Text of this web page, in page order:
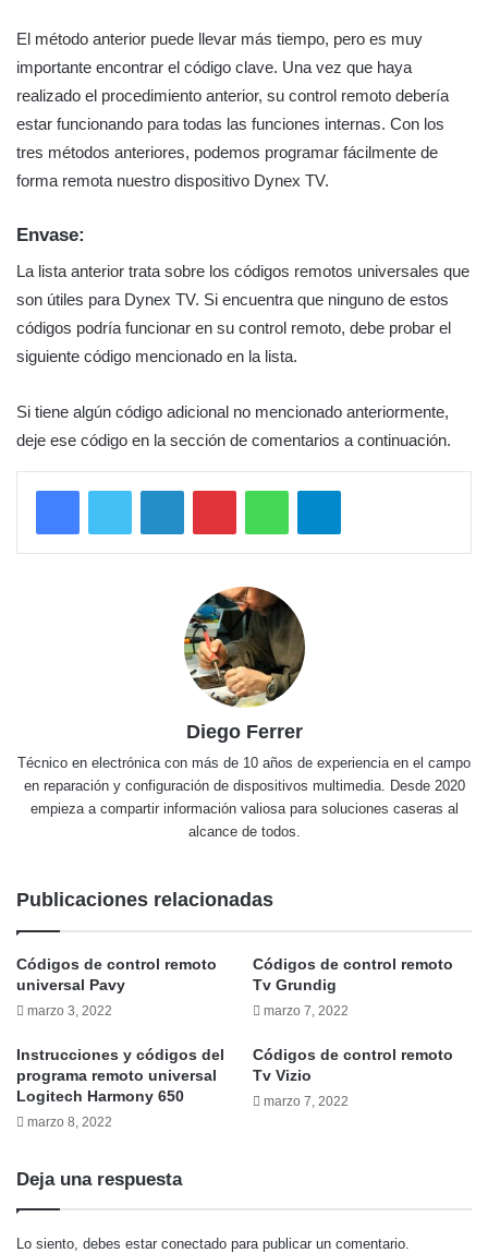
El método anterior puede llevar más tiempo, pero es muy
importante encontrar el código clave. Una vez que haya
realizado el procedimiento anterior, su control remoto debería
estar funcionando para todas las funciones internas. Con los
tres métodos anteriores, podemos programar fácilmente de
forma remota nuestro dispositivo Dynex TV.
Envase:
La lista anterior trata sobre los códigos remotos universales que
son útiles para Dynex TV. Si encuentra que ninguno de estos
códigos podría funcionar en su control remoto, debe probar el
siguiente código mencionado en la lista.
Si tiene algún código adicional no mencionado anteriormente,
deje ese código en la sección de comentarios a continuación.
LinkedInPinterestWhatsAppTelegram
Diego Ferrer
Técnico en electrónica con más de 10 años de experiencia en el campo
en reparación y configuración de dispositivos multimedia. Desde 2020
empieza a compartir información valiosa para soluciones caseras al
alcance de todos.
Publicaciones relacionadas
Códigos de control remoto
universal Pavy
marzo 3, 2022
Códigos de control remoto
Tv Grundig
marzo 7, 2022
Instrucciones y códigos del
programa remoto universal
Logitech Harmony 650
marzo 8, 2022
Códigos de control remoto
Tv Vizio
marzo 7, 2022
Deja una respuesta
Lo siento, debes estar conectado para publicar un comentario.